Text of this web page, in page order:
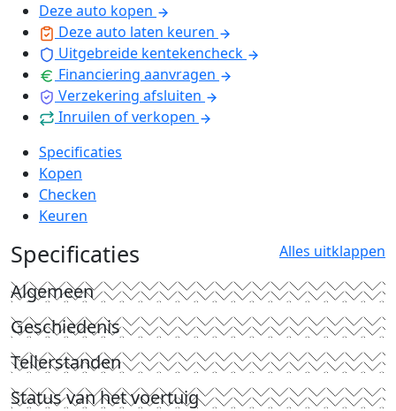
Deze auto kopen
Deze auto laten keuren
Uitgebreide kentekencheck
Financiering aanvragen
Verzekering afsluiten
Inruilen of verkopen
Specificaties
Kopen
Checken
Keuren
Specificaties Alles uitklappen
Algemeen
Geschiedenis
Tellerstanden
Status van het voertuig